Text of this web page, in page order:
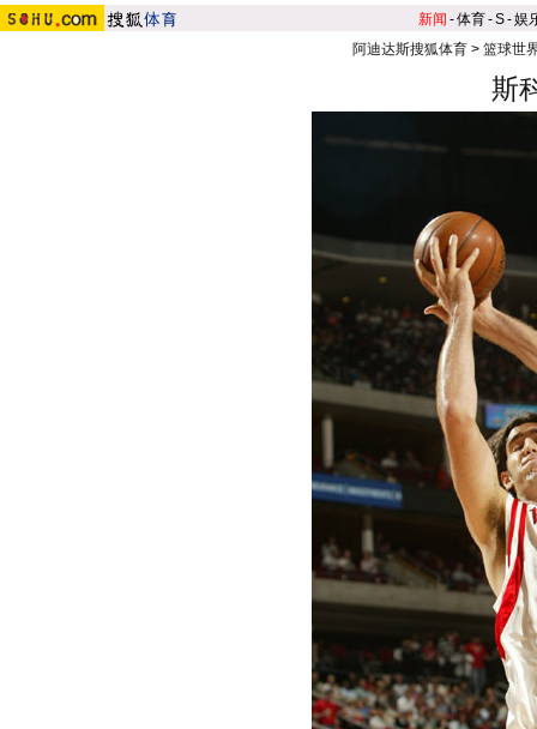
新闻 -体育-S-娱
阿迪达斯搜狐体育 > 篮球世
斯